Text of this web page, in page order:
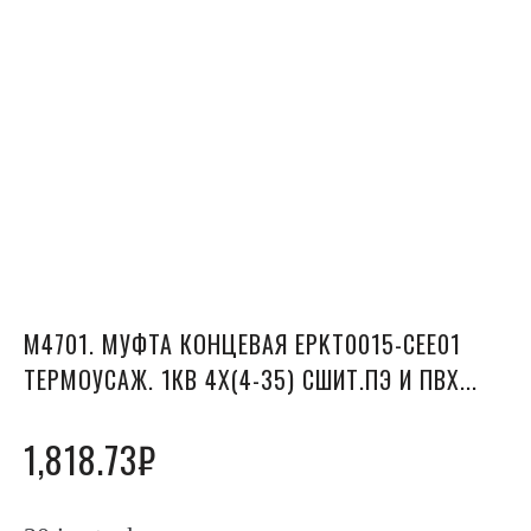
М4701. МУФТА КОНЦЕВАЯ EPKT0015-CEE01
ТЕРМОУСАЖ. 1КВ 4Х(4-35) СШИТ.ПЭ И ПВХ...
1,818.73₽